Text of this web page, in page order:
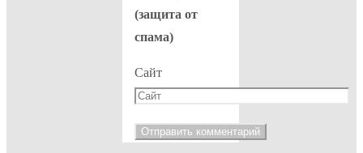
(защита от
спама)
Сайт